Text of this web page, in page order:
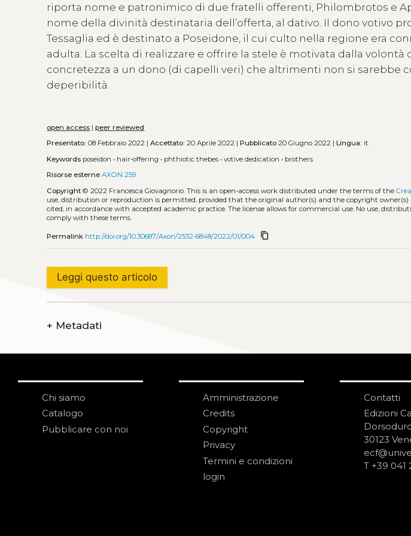
riporta nome e patronimico di due fratelli offerenti, Philombrotos e
nome della divinità destinataria dell’offerta, al dativo. Il dono votivo
Tessaglia ed è destinato a Poseidone, il cui culto nella regione era
adulta. La scelta di realizzare e offrire la stele è motivata dalla volontà
concretezza a un dono (di capelli veri) che altrimenti non si sarebbe
deperibilità.
open access |peer reviewed
Presentato: 08 Febbraio 2022 |Accettato: 20 Aprile 2022 |Pubblicato 20 Giugno 2022 |Lingua: it
Keywords poseidon • hair‑offering • phthiotic thebes •votive dedication • brothers
Risorse esterne AXON 259
Copyright © 2022 Francesca Giovagnorio.This is an open-access work distributed under the terms of the
use, distribution or reproduction is permitted, provided that the original author(s) and the copyright
cited, in accordance with accepted academic practice. The license allows for commercial use. No use,
comply with these terms.
Permalink http://doi.org/10.30687/Axon/2532-6848/2022/01/004 content_copy
Leggi questo articolo
+ Metadati
Chi siamo
Catalogo
Pubblicare con noi
Amministrazione
Credits
Copyright
Privacy
Termini e condizioni
login
Contatti
Edizioni
30123
T +39 041